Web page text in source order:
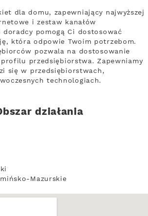
dla domu, zapewniający najwyższej
i zestaw kanałów
doradcy pomogą Ci dostosować
która odpowie Twoim potrzebom.
pozwala na dostosowanie
przedsiębiorstwa. Zapewniamy
się w przedsiębiorstwach,
technologiach.
działania
Mazurskie